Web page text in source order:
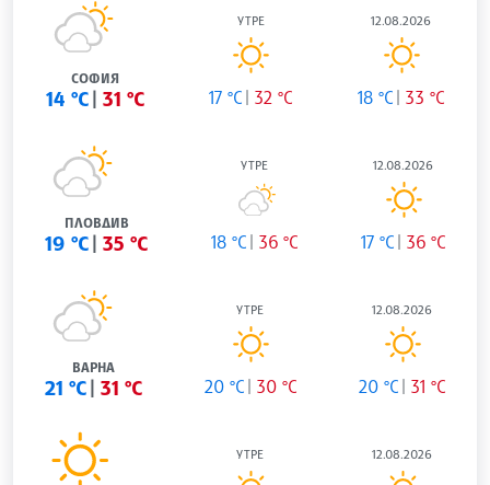
СОФИЯ
14 °C 31 °C
УТРЕ
17 °C 32 °C
12.08.2026
18 °C 33 °C
ПЛОВДИВ
19 °C 35 °C
УТРЕ
18 °C 36 °C
12.08.2026
17 °C 36 °C
ВАРНА
21 °C 31 °C
УТРЕ
20 °C 30 °C
12.08.2026
20 °C 31 °C
УТРЕ 12.08.2026